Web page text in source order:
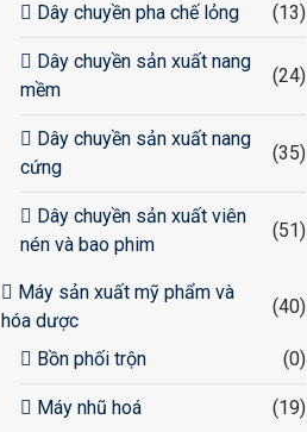
Dây chuyền pha chế lỏng (13)
Dây chuyền sản xuất nang
mềm
(24)
Dây chuyền sản xuất nang
cứng
(35)
Dây chuyền sản xuất viên
nén và bao phim
(51)
Máy sản xuất mỹ phẩm và
hóa dược
(40)
Bồn phối trộn (0)
Máy nhũ hoá (19)